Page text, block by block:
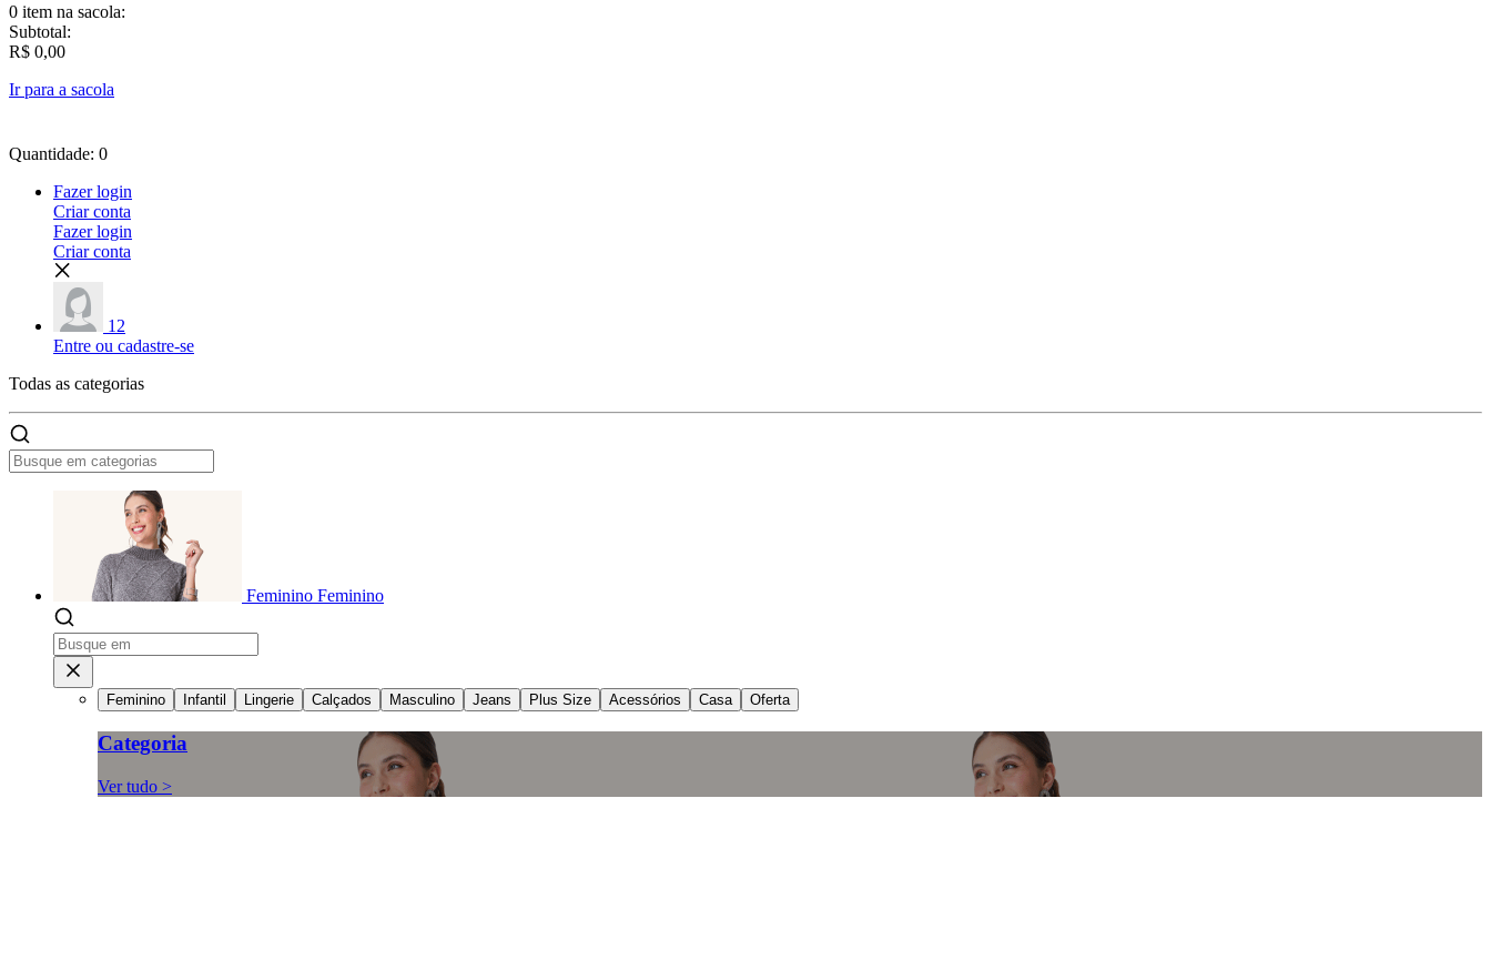
0 item na sacola:
Subtotal:
R$ 0,00
Ir para a sacola
Quantidade: 0
Fazer login
Criar conta
Fazer login
Criar conta
12
Entre ou cadastre-se
Todas as categorias
Feminino Feminino
Feminino Infantil Lingerie Calçados Masculino Jeans Plus Size Acessórios Casa Oferta
Categoria
Ver tudo >